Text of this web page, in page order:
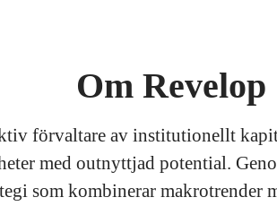
Om Revelop
förvaltare av institutionellt
med outnyttjad potential.
som kombinerar makrotrender